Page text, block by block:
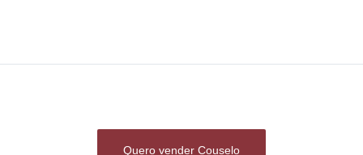
Quero vender Couselo